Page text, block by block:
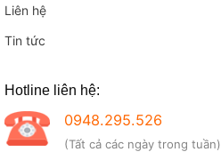
Liên hệ
Tin tức
Hotline liên hệ:
0948.295.526
(Tất cả các ngày trong tuần)